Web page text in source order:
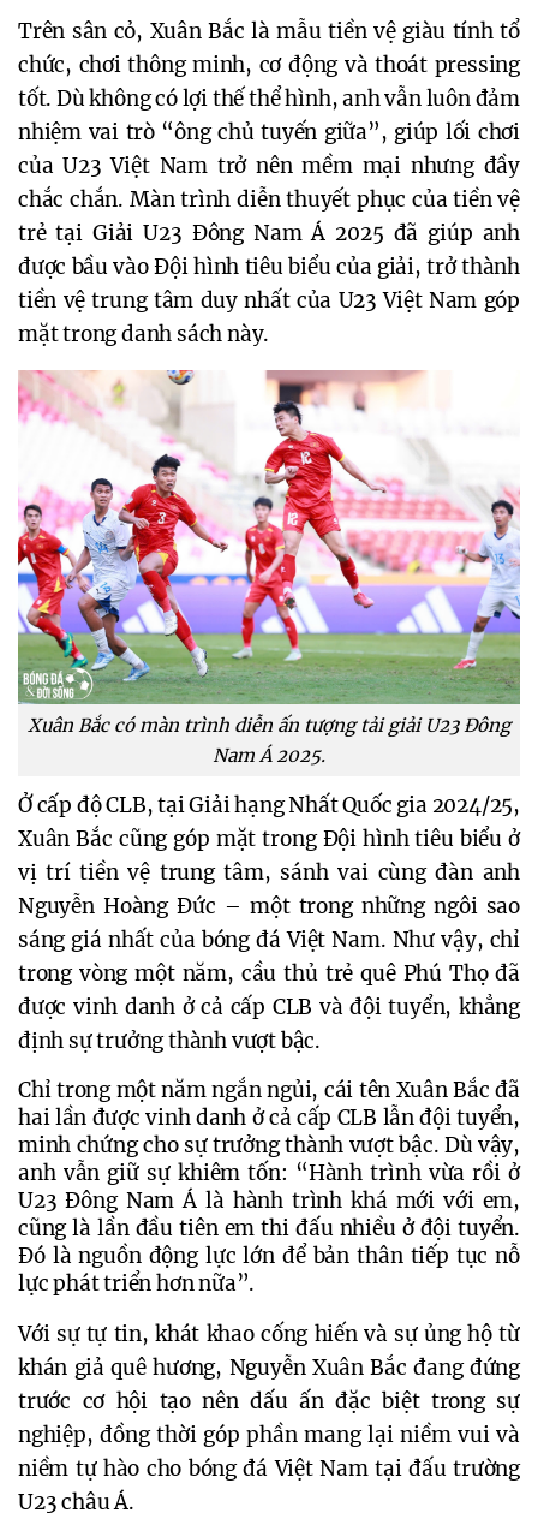
Trên sân cỏ, Xuân Bắc là mẫu tiền vệ giàu tính tổ
chức, chơi thông minh, cơ động và thoát pressing
tốt. Dù không có lợi thế thể hình, anh vẫn luôn đảm
nhiệm vai trò “ông chủ tuyến giữa”, giúp lối chơi
của U23 Việt Nam trở nên mềm mại nhưng đầy
chắc chắn. Màn trình diễn thuyết phục của tiền vệ
trẻ tại Giải U23 Đông Nam Á 2025 đã giúp anh
được bầu vào Đội hình tiêu biểu của giải, trở thành
tiền vệ trung tâm duy nhất của U23 Việt Nam góp
mặt trong danh sách này.
Xuân Bắc có màn trình diễn ấn tượng tải giải U23 Đông
Nam Á 2025.
Ở cấp độ CLB, tại Giải hạng Nhất Quốc gia 2024/25,
Xuân Bắc cũng góp mặt trong Đội hình tiêu biểu ở
vị trí tiền vệ trung tâm, sánh vai cùng đàn anh
Nguyễn Hoàng Đức – một trong những ngôi sao
sáng giá nhất của bóng đá Việt Nam. Như vậy, chỉ
trong vòng một năm, cầu thủ trẻ quê Phú Thọ đã
được vinh danh ở cả cấp CLB và đội tuyển, khẳng
định sự trưởng thành vượt bậc.
Chỉ trong một năm ngắn ngủi, cái tên Xuân Bắc đã
hai lần được vinh danh ở cả cấp CLB lẫn đội tuyển,
minh chứng cho sự trưởng thành vượt bậc. Dù vậy,
anh vẫn giữ sự khiêm tốn: “Hành trình vừa rồi ở
U23 Đông Nam Á là hành trình khá mới với em,
cũng là lần đầu tiên em thi đấu nhiều ở đội tuyển.
Đó là nguồn động lực lớn để bản thân tiếp tục nỗ
lực phát triển hơn nữa”.
Với sự tự tin, khát khao cống hiến và sự ủng hộ từ
khán giả quê hương, Nguyễn Xuân Bắc đang đứng
trước cơ hội tạo nên dấu ấn đặc biệt trong sự
nghiệp, đồng thời góp phần mang lại niềm vui và
niềm tự hào cho bóng đá Việt Nam tại đấu trường
U23 châu Á.